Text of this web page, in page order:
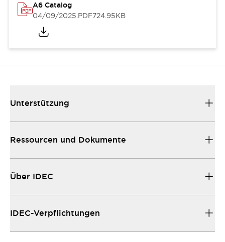
A6 Catalog
04/09/2025.PDF724.95KB
Unterstützung
Ressourcen und Dokumente
Über IDEC
IDEC-Verpflichtungen